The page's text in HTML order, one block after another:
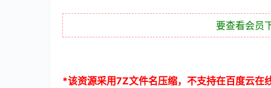
要查看会员
*该资源采用7Z文件名压缩，不支持在百度云在